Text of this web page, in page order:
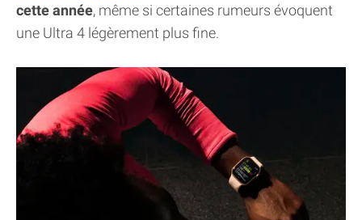
cette année, même si certaines rumeurs évoquent
une Ultra 4 légèrement plus fine.